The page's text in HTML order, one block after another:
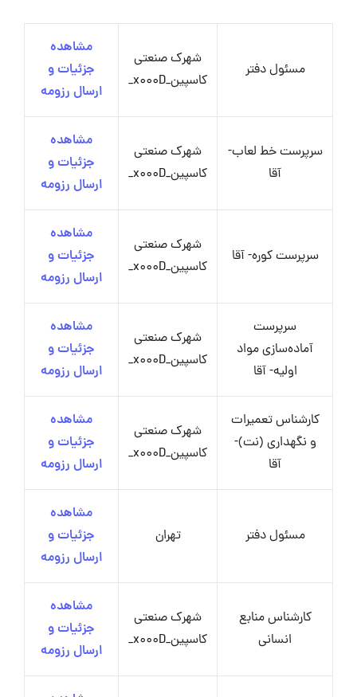
مسئول دفتر
شهرک صنعتی
کاسپین_x000D_
مشاهده
جزئیات و
ارسال رزومه
سرپرست خط لعاب-
آقا
شهرک صنعتی
کاسپین_x000D_
مشاهده
جزئیات و
ارسال رزومه
سرپرست کوره- آقا
شهرک صنعتی
کاسپین_x000D_
مشاهده
جزئیات و
ارسال رزومه
سرپرست
آماده‌سازی مواد
اولیه- آقا
شهرک صنعتی
کاسپین_x000D_
مشاهده
جزئیات و
ارسال رزومه
کارشناس تعمیرات
و نگهداری (نت)-
آقا
شهرک صنعتی
کاسپین_x000D_
مشاهده
جزئیات و
ارسال رزومه
مسئول دفتر تهران
مشاهده
جزئیات و
ارسال رزومه
کارشناس منابع
انسانی
شهرک صنعتی
کاسپین_x000D_
مشاهده
جزئیات و
ارسال رزومه